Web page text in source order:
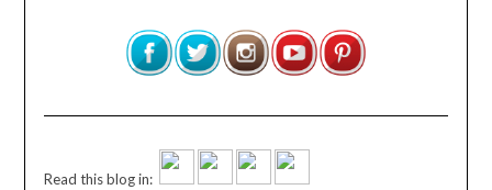
Read this blog in: